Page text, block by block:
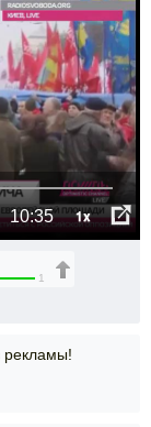
10:35 1x
1
рекламы!